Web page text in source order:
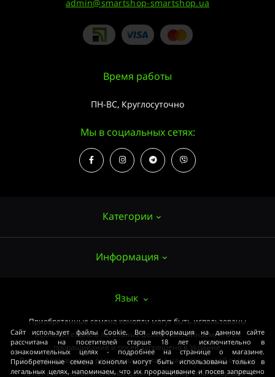
admin@smartshop-smartshop.ua
Категории
Мощные сорта
Медицинские сорта
Начинающим
Информация
Публичный договор (ОФЕРТА)
Оплата и доставка
Условия соглашения
Время работы
ПН-ВС, Круглосуточно
Мы в социальных сетях:
Язык
Приобретенные семена конопли могут быть использованы
исключительно в легальных целях. Напоминаем, что их
проращивание и посев запрещено в Украине.
Вся информация на ресурсе рассчитана на посетителей старше
18 лет и в ознакомительных целях. smartshop-smartshop.ua® ©
Сайт использует файлы Cookie. Вся информация на данном сайте
рассчитана на посетителей старше 18 лет исключительно в
ознакомительных целях - подробнее на странице о магазине.
Приобретенные семена конопли могут быть использованы только в
легальных целях, напоминаем, что их проращивание и посев запрещено